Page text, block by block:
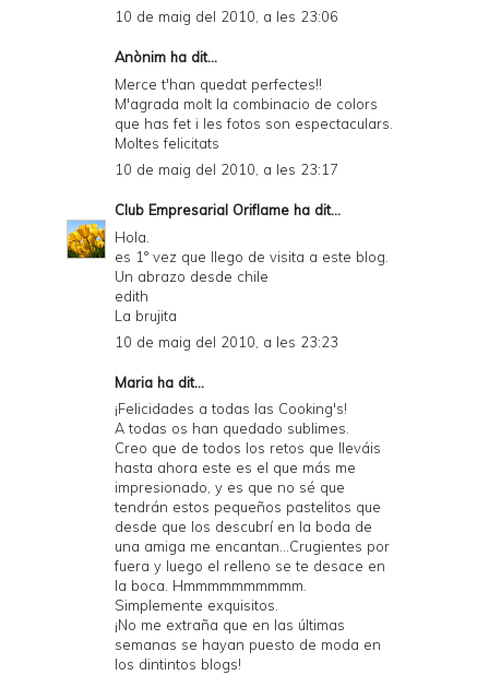
10 de maig del 2010, a les 23:06
Anònim ha dit...
Merce t'han quedat perfectes!!
M'agrada molt la combinacio de colors
que has fet i les fotos son espectaculars.
Moltes felicitats
10 de maig del 2010, a les 23:17
Club Empresarial Oriflame ha dit...
Hola.
es 1° vez que llego de visita a este blog.
Un abrazo desde chile
edith
La brujita
10 de maig del 2010, a les 23:23
Maria ha dit...
¡Felicidades a todas las Cooking's!
A todas os han quedado sublimes.
Creo que de todos los retos que lleváis
hasta ahora este es el que más me
impresionado, y es que no sé que
tendrán estos pequeños pastelitos que
desde que los descubrí en la boda de
una amiga me encantan...Crugientes por
fuera y luego el relleno se te desace en
la boca. Hmmmmmmmmmm.
Simplemente exquisitos.
¡No me extraña que en las últimas
semanas se hayan puesto de moda en
los dintintos blogs!